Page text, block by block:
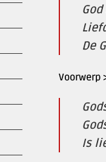
De
Voorwerp
Is